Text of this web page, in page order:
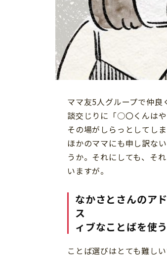
ママ友5人グループで仲良
談交じりに「○〇くんは
その場がしらっとしてし
ほかのママにも申し訳な
うか。それにしても、そ
いますが。
なかさとさんのア
ィブなことばを使
ことば選びはとても難し